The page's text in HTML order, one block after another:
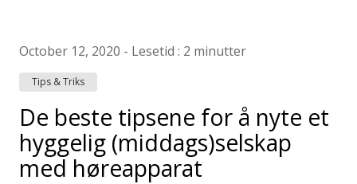
October 12, 2020 - Lesetid : 2 minutter
Tips & Triks
De beste tipsene for å nyte et
hyggelig (middags)selskap
med høreapparat